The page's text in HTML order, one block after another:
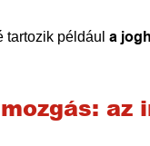
tartozik például a
az